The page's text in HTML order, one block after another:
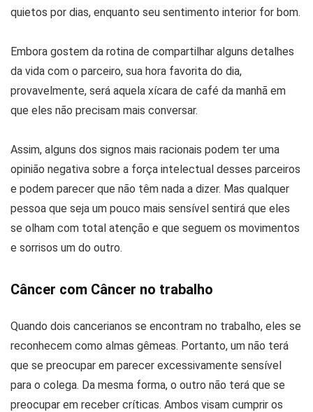
quietos por dias, enquanto seu sentimento interior for bom.
Embora gostem da rotina de compartilhar alguns detalhes
da vida com o parceiro, sua hora favorita do dia,
provavelmente, será aquela xícara de café da manhã em
que eles não precisam mais conversar.
Assim, alguns dos signos mais racionais podem ter uma
opinião negativa sobre a força intelectual desses parceiros
e podem parecer que não têm nada a dizer. Mas qualquer
pessoa que seja um pouco mais sensível sentirá que eles
se olham com total atenção e que seguem os movimentos
e sorrisos um do outro.
Câncer com Câncer no trabalho
Quando dois cancerianos se encontram no trabalho, eles se
reconhecem como almas gêmeas. Portanto, um não terá
que se preocupar em parecer excessivamente sensível
para o colega. Da mesma forma, o outro não terá que se
preocupar em receber críticas. Ambos visam cumprir os